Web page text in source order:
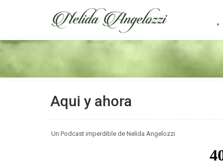
Aqui y ahora
Un Podcast imperdible de Nelida Angelozzi